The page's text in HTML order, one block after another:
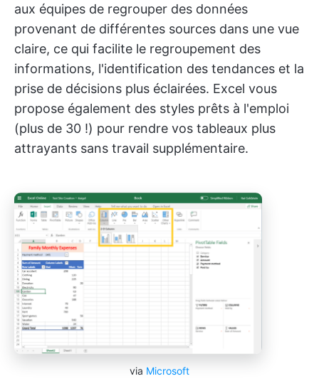
aux équipes de regrouper des données
provenant de différentes sources dans une vue
claire, ce qui facilite le regroupement des
informations, l'identification des tendances et la
prise de décisions plus éclairées. Excel vous
propose également des styles prêts à l'emploi
(plus de 30 !) pour rendre vos tableaux plus
attrayants sans travail supplémentaire.
via Microsoft